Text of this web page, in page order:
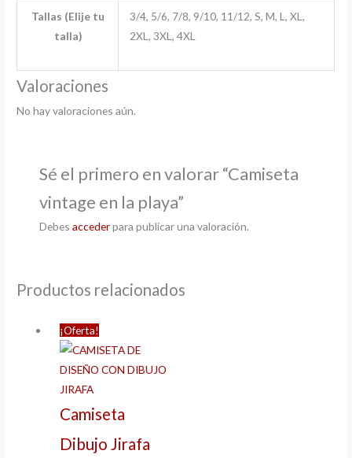
Tallas (Elije tu
talla)
3/4, 5/6, 7/8, 9/10, 11/12, S, M, L, XL,
2XL, 3XL, 4XL
Valoraciones
No hay valoraciones aún.
Sé el primero en valorar “Camiseta
vintage en la playa”
Debesaccederpara publicar una valoración.
Productos relacionados
¡Oferta!
Camiseta
Dibujo Jirafa